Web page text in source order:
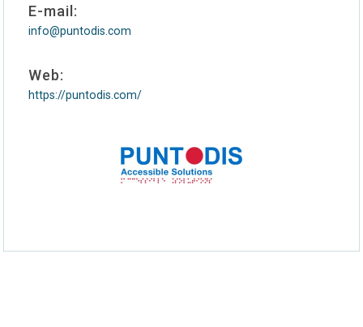
E-mail:
info@puntodis.com
Web:
https://puntodis.com/